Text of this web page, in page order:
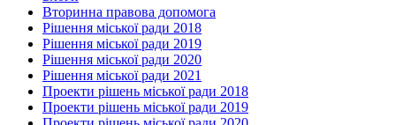
Вторинна правова допомога
Рішення міської ради 2018
Рішення міської ради 2019
Рішення міської ради 2020
Рішення міської ради 2021
Проекти рішень міської ради 2018
Проекти рішень міської ради 2019